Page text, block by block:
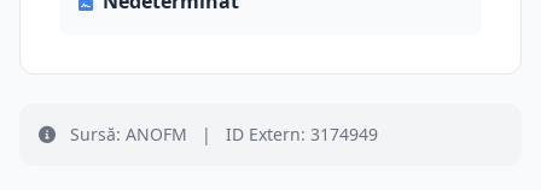
Sursă: ANOFM | ID Extern: 3174949